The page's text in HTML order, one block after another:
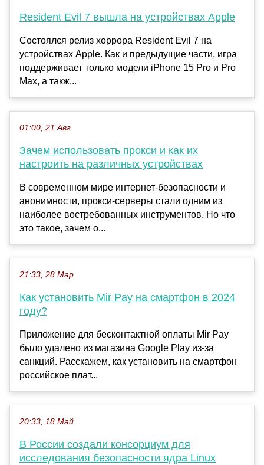
Resident Evil 7 вышла на устройствах Apple
Состоялся релиз хоррора Resident Evil 7 на
устройствах Apple. Как и предыдущие части, игра
поддерживает только модели iPhone 15 Pro и Pro
Max, а такж...
01:00, 21 Авг
Зачем использовать прокси и как их
настроить на различных устройствах
В современном мире интернет-безопасности и
анонимности, прокси-серверы стали одним из
наиболее востребованных инструментов. Но что
это такое, зачем о...
21:33, 28 Мар
Как установить Mir Pay на смартфон в 2024
году?
Приложение для бесконтактной оплаты Mir Pay
было удалено из магазина Google Play из-за
санкций. Расскажем, как установить на смартфон
российское плат...
20:33, 18 Май
В России создали консорциум для
исследования безопасности ядра Linux